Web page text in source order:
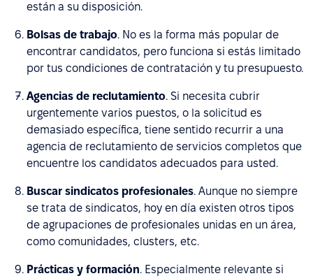
están a su disposición.
Bolsas de trabajo. No es la forma más popular de
encontrar candidatos, pero funciona si estás limitado
por tus condiciones de contratación y tu presupuesto.
Agencias de reclutamiento. Si necesita cubrir
urgentemente varios puestos, o la solicitud es
demasiado específica, tiene sentido recurrir a una
agencia de reclutamiento de servicios completos que
encuentre los candidatos adecuados para usted.
Buscar sindicatos profesionales. Aunque no siempre
se trata de sindicatos, hoy en día existen otros tipos
de agrupaciones de profesionales unidas en un área,
como comunidades, clusters, etc.
Prácticas y formación. Especialmente relevante si